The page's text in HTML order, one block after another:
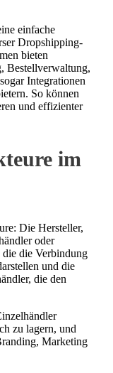
einfache
Dropshipping-
bieten
Bestellverwaltung,
Integrationen
So können
und effizienter
im
Die Hersteller,
oder
die Verbindung
und die
die den
zu lagern, und
Marketing